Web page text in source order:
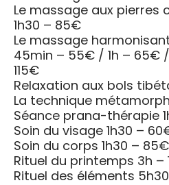
Le massage aux pierres
1h30 – 85€
Le massage
45min – 55€ / 1h – 65€
115€
Relaxation aux bols
La technique
Séance prana-thérapie
Soin du visage 1h30 –
Soin du corps 1h30 –
Rituel du printemps 3h –
Rituel des éléments